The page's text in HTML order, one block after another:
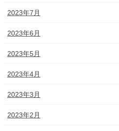
2023年7月
2023年6月
2023年5月
2023年4月
2023年3月
2023年2月